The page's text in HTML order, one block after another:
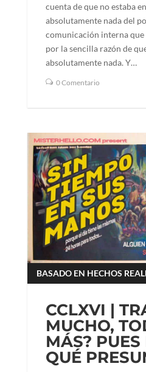
cuenta de que no estaba
absolutamente nada del
comunicación interna que
por la sencilla razón de
absolutamente nada. Y…
0 Comentario
CCLXVI |
MUCHO,
MÁS?
QUÉ
BASADO EN HECHOS